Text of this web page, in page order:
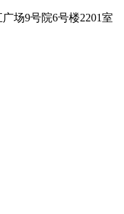
场9号院6号楼2201室